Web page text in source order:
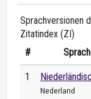
Sprachversionen
Zitatindex (ZI)
#
1
Nederland